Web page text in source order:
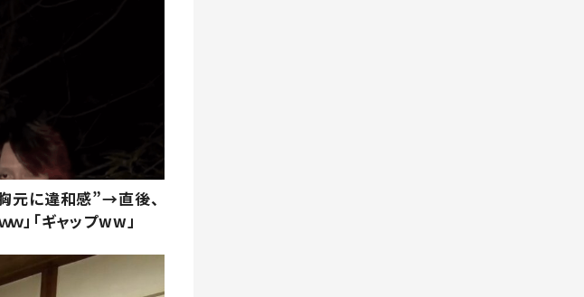
元に違和感”→直後、
」「ギャップww」